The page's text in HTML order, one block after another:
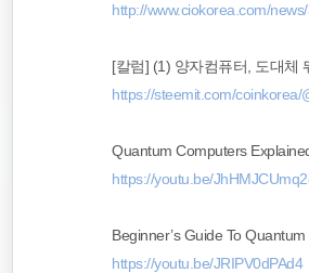
http://www.ciokorea.com/
[칼럼] (1) 양자컴퓨터, 도대체
https://steemit.com/coinkorea/
Quantum Computers
https://youtu.be/
Beginner’s Guide To
https://youtu.be/JRIPV0dPAd4